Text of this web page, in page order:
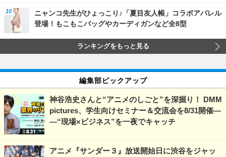
ニャンコ先生がひょっこり♪「夏目友人帳」コラボアパレル
登場！もこもこバッグやカーディガンなど全8型
ランキングをもっと見る
編集部ピックアップ
神谷浩史さんと“アニメのしごと”を深掘り！ DMM
pictures、学生向けセミナー＆交流会を8/31開催―
―“現場×ビジネス”を一夜でキャッチ
アニメ『サンダー３』放送開始日に渋谷をジャッ